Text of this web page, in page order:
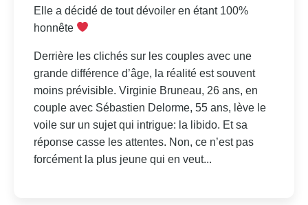
Elle a décidé de tout dévoiler en étant 100%
honnête
Derrière les clichés sur les couples avec une
grande différence d’âge, la réalité est souvent
moins prévisible. Virginie Bruneau, 26 ans, en
couple avec Sébastien Delorme, 55 ans, lève le
voile sur un sujet qui intrigue: la libido. Et sa
réponse casse les attentes. Non, ce n’est pas
forcément la plus jeune qui en veut...